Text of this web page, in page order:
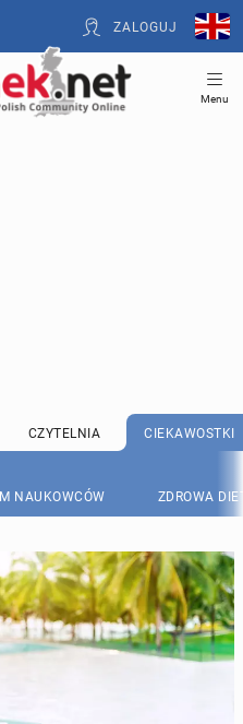
ZALOGUJ
Menu
CZYTELNIA CIEKAWOSTKI
NAUKOWCÓW ZDROWA